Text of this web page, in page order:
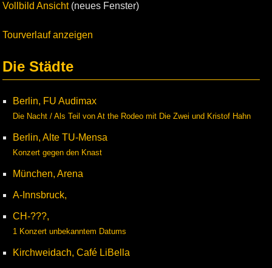
Vollbild Ansicht(neues Fenster)
Tourverlauf anzeigen
Die Städte
Berlin, FU Audimax
Die Nacht / Als Teil von At the Rodeo mit Die Zwei und Kristof Hahn
Berlin, Alte TU-Mensa
Konzert gegen den Knast
München, Arena
A-Innsbruck,
CH-???,
1 Konzert unbekanntem Datums
Kirchweidach, Café LiBella